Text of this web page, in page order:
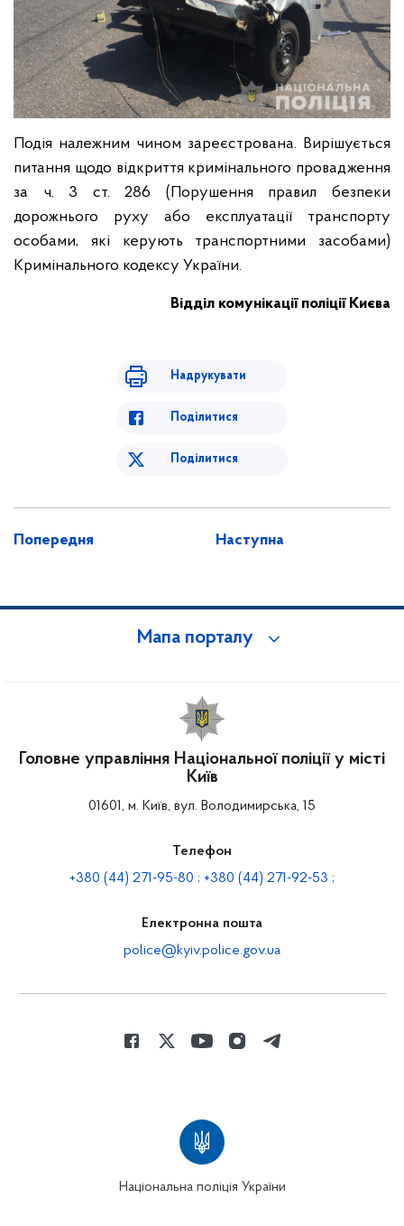
Подія належним чином зареєстрована. Вирішується
питання щодо відкриття кримінального провадження
за ч. 3 ст. 286 (Порушення правил безпеки
дорожнього руху або експлуатації транспорту
особами, які керують транспортними засобами)
Кримінального кодексу України.
Відділ комунікації поліції Києва
Надрукувати
Поділитися
Поділитися
Попередня Наступна
Мапа порталу
Головне управління Національної поліції у місті
Київ
01601, м. Київ, вул. Володимирська, 15
Телефон
+380 (44) 271-95-80 ; +380 (44) 271-92-53 ;
Електронна пошта
police@kyiv.police.gov.ua
Національна поліція України